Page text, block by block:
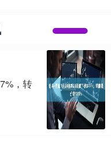
，转